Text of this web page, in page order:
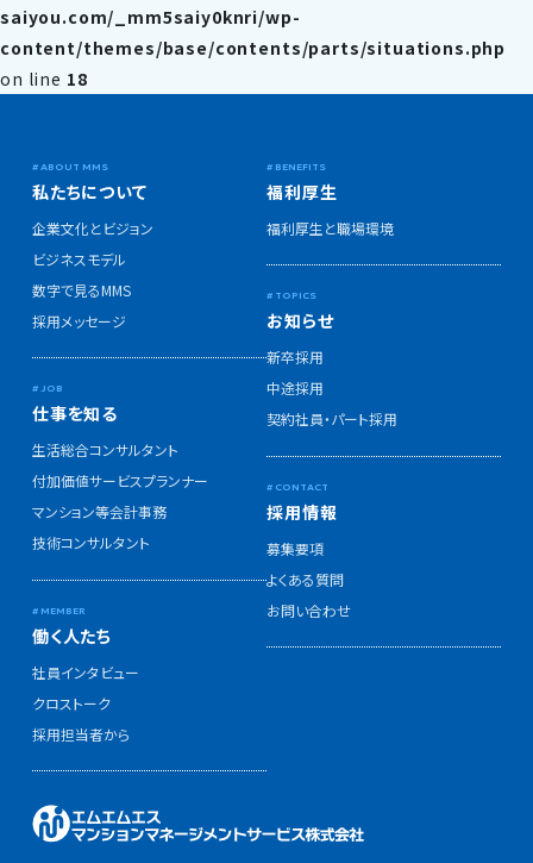
saiyou.com/_mm5saiy0knri/wp-
content/themes/base/contents/parts/situations.php
on line 18
私たちについて
企業文化とビジョン
ビジネスモデル
数字で見るMMS
採用メッセージ
仕事を知る
生活総合コンサルタント
付加価値サービスプランナー
マンション等会計事務
技術コンサルタント
働く人たち
社員インタビュー
クロストーク
採用担当者から
福利厚生
福利厚生と職場環境
お知らせ
新卒採用
中途採用
契約社員・パート採用
採用情報
募集要項
よくある質問
お問い合わせ